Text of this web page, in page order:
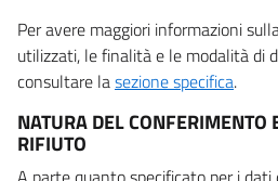
Per avere maggiori informazioni
utilizzati, le finalità e le modalità di
consultare lasezione specifica.
NATURA DEL CONFERIMENTO
RIFIUTO